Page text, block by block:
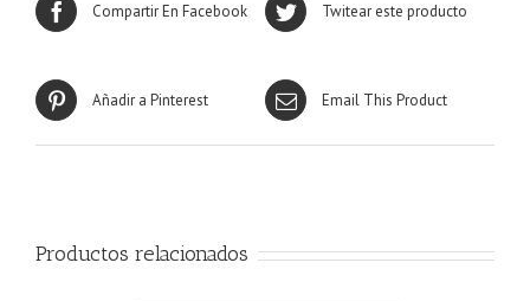
Compartir En Facebook Twitear este producto
Añadir a Pinterest Email This Product
Productos relacionados